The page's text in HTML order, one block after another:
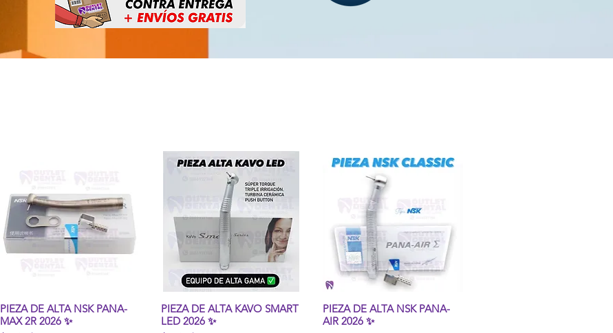
Vista rápida
PIEZA DE ALTA NSK PANA-
MAX 2R 2026 ✨
Vista rápida
PIEZA DE ALTA KAVO SMART
LED 2026 ✨
Vista rápida
PIEZA DE ALTA NSK PANA-
AIR 2026 ✨